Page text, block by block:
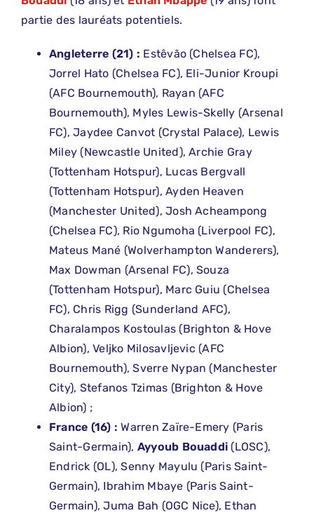
partie des lauréats potentiels.
Angleterre (21) : Estêvão (Chelsea FC),
Jorrel Hato (Chelsea FC), Eli-Junior Kroupi
(AFC Bournemouth), Rayan (AFC
Bournemouth), Myles Lewis-Skelly (Arsenal
FC), Jaydee Canvot (Crystal Palace), Lewis
Miley (Newcastle United), Archie Gray
(Tottenham Hotspur), Lucas Bergvall
(Tottenham Hotspur), Ayden Heaven
(Manchester United), Josh Acheampong
(Chelsea FC), Rio Ngumoha (Liverpool FC),
Mateus Mané (Wolverhampton Wanderers),
Max Dowman (Arsenal FC), Souza
(Tottenham Hotspur), Marc Guiu (Chelsea
FC), Chris Rigg (Sunderland AFC),
Charalampos Kostoulas (Brighton & Hove
Albion), Veljko Milosavljevic (AFC
Bournemouth), Sverre Nypan (Manchester
City), Stefanos Tzimas (Brighton & Hove
Albion) ;
France (16) : Warren Zaïre-Emery (Paris
Saint-Germain), Ayyoub Bouaddi (LOSC),
Endrick (OL), Senny Mayulu (Paris Saint-
Germain), Ibrahim Mbaye (Paris Saint-
Germain), Juma Bah (OGC Nice), Ethan